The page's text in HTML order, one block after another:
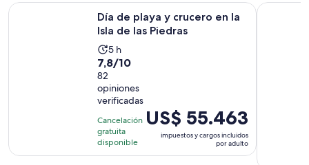
Día de playa y crucero en la
Isla de las Piedras
La
actividad
5
horas
5 h
7.8
de
10
con
82
opiniones
7,8/10
82
opiniones
verificadas
Cancelación
gratuita
disponible
El
precio
de
US$ 55.463
impuestos y cargos incluidos
por adulto
Día de playa y crucero en la Isla de las Piedras Se abrirá en
Paseo